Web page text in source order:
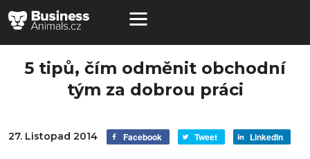
5 tipů, čím odměnit obchodní
tým za dobrou práci
27. Listopad 2014 Facebook Tweet LinkedIn